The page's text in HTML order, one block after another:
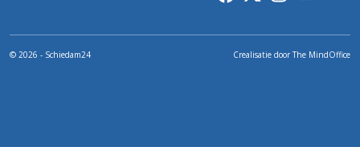
© 2026 - Schiedam24 Crealisatie doorThe MindOffice